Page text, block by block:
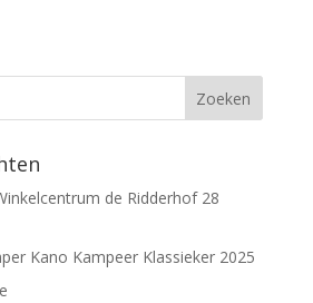
de Ridderhof 28
Kano Kampeer Klassieker 2025